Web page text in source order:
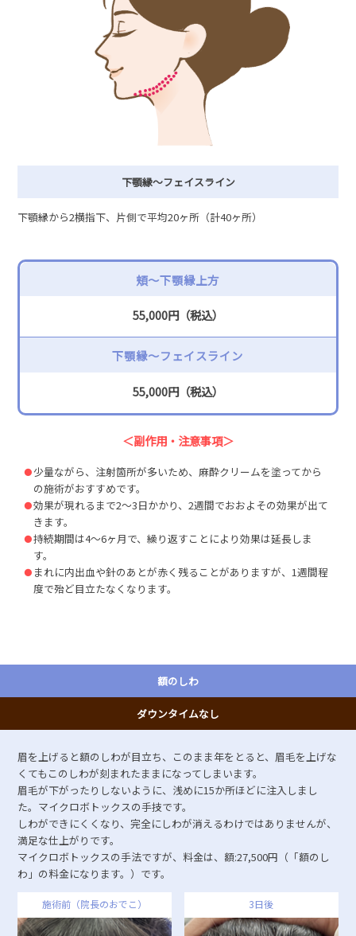
下顎縁〜フェイスライン
下顎縁から2横指下、片側で平均20ヶ所（計40ヶ所）
頬〜下顎縁上方
55,000円（税込）
下顎縁〜フェイスライン
55,000円（税込）
＜副作用・注意事項＞
少量ながら、注射箇所が多いため、麻酔クリームを塗ってから
の施術がおすすめです。
効果が現れるまで2～3日かかり、2週間でおおよその効果が出て
きます。
持続期間は4～6ヶ月で、繰り返すことにより効果は延長しま
す。
まれに内出血や針のあとが赤く残ることがありますが、1週間程
度で殆ど目立たなくなります。
額のしわ
ダウンタイムなし
眉を上げると額のしわが目立ち、このまま年をとると、眉毛を上げな
くてもこのしわが刻まれたままになってしまいます。
眉毛が下がったりしないように、浅めに15か所ほどに注入しまし
た。マイクロボトックスの手技です。
しわができにくくなり、完全にしわが消えるわけではありませんが、
満足な仕上がりです。
マイクロボトックスの手法ですが、料金は、額:27,500円（「額のし
わ」の料金になります。）です。
施術前（院長のおでこ） 3日後